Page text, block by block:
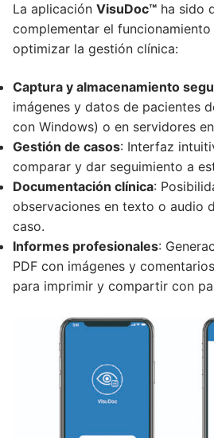
La aplicación VisuDoc™ ha sido
complementar el
optimizar la gestión clínica:
Captura y almacenamiento
imágenes y datos de pacientes
con Windows) o en servidores
Gestión de casos: Interfaz
comparar y dar seguimiento a
Documentación clínica:
observaciones en texto o audio
caso.
Informes profesionales:
PDF con imágenes y
para imprimir y compartir con